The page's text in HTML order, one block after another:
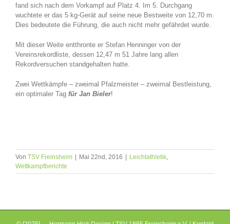
fand sich nach dem Vorkampf auf Platz 4. Im 5. Durchgang
wuchtete er das 5 kg-Gerät auf seine neue Bestweite von 12,70 m.
Dies bedeutete die Führung, die auch nicht mehr gefährdet wurde.
Mit dieser Weite entthronte er Stefan Henninger von der
Vereinsrekordliste, dessen 12,47 m 51 Jahre lang allen
Rekordversuchen standgehalten hatte.
Zwei Wettkämpfe – zweimal Pfalzmeister – zweimal Bestleistung,
ein optimaler Tag für Jan Bieler!
Von TSV Freinsheim Mai 22nd, 2016 Leichtathletik,
Wettkampfberichte